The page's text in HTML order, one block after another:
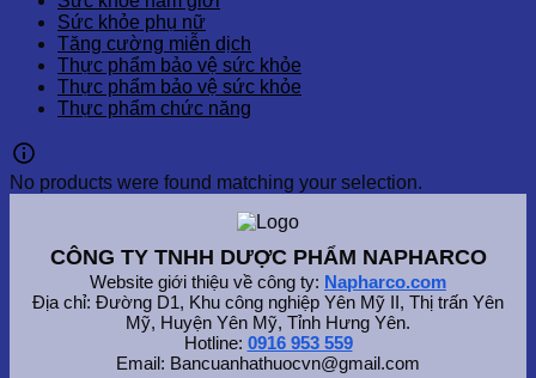
Sức khỏe phụ nữ
Tăng cường miễn dịch
Thực phẩm bảo vệ sức khỏe
Thực phẩm bảo vệ sức khỏe
Thực phẩm chức năng
No products were found matching your selection.
CÔNG TY TNHH DƯỢC PHẨM NAPHARCO
Website giới thiệu về công ty: Napharco.com
Địa chỉ: Đường D1, Khu công nghiệp Yên Mỹ II, Thị trấn Yên
Mỹ, Huyện Yên Mỹ, Tỉnh Hưng Yên.
Hotline: 0916 953 559
Email: Bancuanhathuocvn@gmail.com